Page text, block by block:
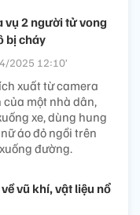
vụ 2 người tử vong
bị cháy
2025 12:10’
xuất từ camera
của một nhà dân,
xe, dùng hung
áo đỏ ngồi trên
đường.
vũ khí, vật liệu nổ